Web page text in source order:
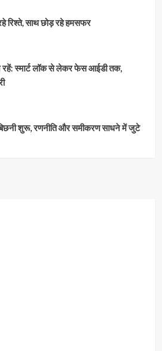
रिश्ते, साथ छोड़ रहे हमसफर
रहें: स्मार्ट लॉक से लेकर फेस आईडी तक,
शुरू, रणनीति और समीकरण साधने में जुटे